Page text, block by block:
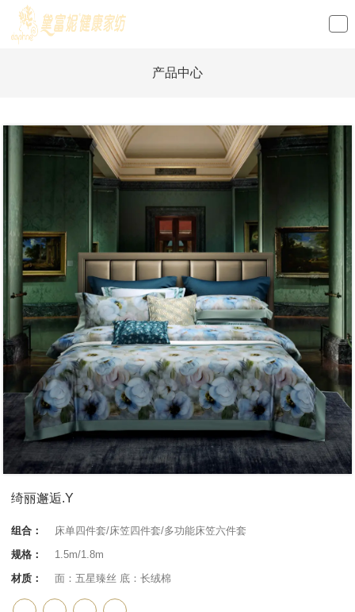
loading
产品中心
绮丽邂逅.Y
组合：
床单四件套/床笠四件套/多功能床笠六件套
规格：
1.5m/1.8m
材质：
面：五星臻丝 底：长绒棉